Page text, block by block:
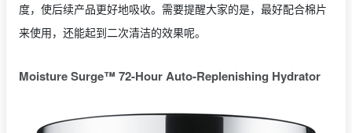
度，使后续产品更好地吸收。需要提醒大家的是，最好配合棉片
来使用，还能起到二次清洁的效果呢。
Moisture Surge™ 72-Hour Auto-Replenishing Hydrator